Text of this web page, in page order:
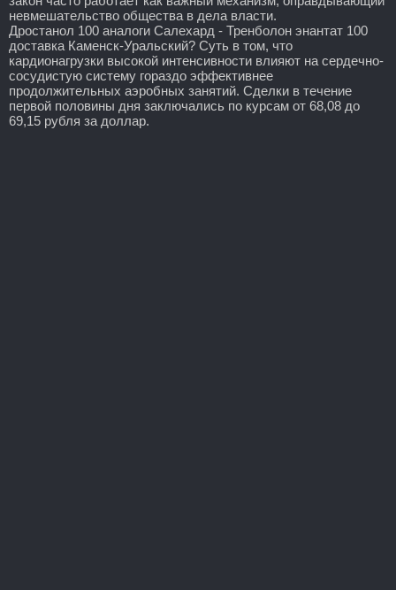
невмешательство общества в дела власти.
Дростанол 100 аналоги Салехард - Тренболон энантат 100
доставка Каменск-Уральский? Суть в том, что
кардионагрузки высокой интенсивности влияют на сердечно-
сосудистую систему гораздо эффективнее
продолжительных аэробных занятий. Сделки в течение
первой половины дня заключались по курсам от 68,08 до
69,15 рубля за доллар.